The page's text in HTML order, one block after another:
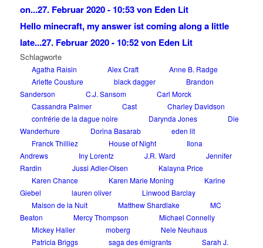
on...27. Februar 2020 - 10:53 von Eden Lit
Hello minecraft, my answer ist coming along a little
late...27. Februar 2020 - 10:52 von Eden Lit
Schlagworte
Agatha Raisin Alex Craft
Anne B. Radge
Arlette Cousture
black dagger
Brandon
Sanderson
C.J. Sansom
Carl Morck
Cassandra Palmer
Cast
Charley Davidson
confrérie de la dague noire
Darynda Jones
Die
Wanderhure
Dorina Basarab
eden lit
Franck Thilliez
House of Night
Ilona
Andrews
Iny Lorentz J.R. Ward
Jennifer
Rardin
Jussi Adler-Olsen
Kalayna Price
Karen Chance
Karen Marie Moning
Karine
Giebel
lauren oliver
Linwood Barclay
Maison de la Nuit
Matthew Shardlake
MC
Beaton
Mercy Thompson
Michael Connelly
Mickey Haller
moberg
Nele Neuhaus
Patricia Briggs
saga des émigrants
Sarah J.